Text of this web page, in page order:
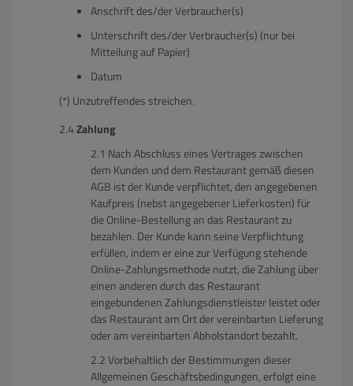
Anschrift des/der Verbraucher(s)
Unterschrift des/der Verbraucher(s) (nur bei
Mitteilung auf Papier)
Datum
(*) Unzutreffendes streichen.
Zahlung
Nach Abschluss eines Vertrages zwischen
dem Kunden und dem Restaurant gemäß diesen
AGB ist der Kunde verpflichtet, den angegebenen
Kaufpreis (nebst angegebener Lieferkosten) für
die Online-Bestellung an das Restaurant zu
bezahlen. Der Kunde kann seine Verpflichtung
erfüllen, indem er eine zur Verfügung stehende
Online-Zahlungsmethode nutzt, die Zahlung über
einen anderen durch das Restaurant
eingebundenen Zahlungsdienstleister leistet oder
das Restaurant am Ort der vereinbarten Lieferung
oder am vereinbarten Abholstandort bezahlt.
Vorbehaltlich der Bestimmungen dieser
Allgemeinen Geschäftsbedingungen, erfolgt eine